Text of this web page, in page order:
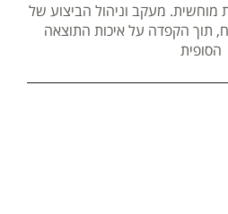
מוחשית. מעקב וניהול הביצוע של
תוך הקפדה על איכות התוצאה
הסופית